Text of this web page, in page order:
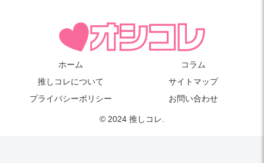
ホーム
コラム
推しコレについて
サイトマップ
プライバシーポリシー
お問い合わせ
© 2024 推しコレ.